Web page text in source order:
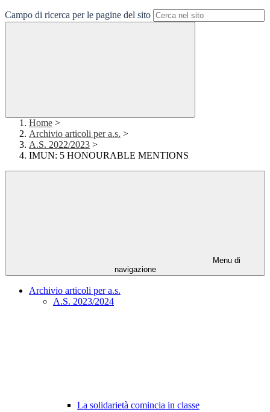
Campo di ricerca per le pagine del sito
Home >
Archivio articoli per a.s. >
A.S. 2022/2023 >
IMUN: 5 HONOURABLE MENTIONS
Menu di
navigazione
Archivio articoli per a.s.
A.S. 2023/2024
La solidarietà comincia in classe